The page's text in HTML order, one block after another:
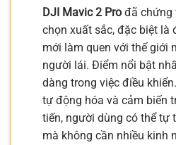
DJI Mavic 2 Pro đã chứng
chọn xuất sắc, đặc biệt là
mới làm quen với thế giới
người lái. Điểm nổi bật
dàng trong việc điều
tự động hóa và cảm biến
tiến, người dùng có thể tự
mà không cần nhiều kinh